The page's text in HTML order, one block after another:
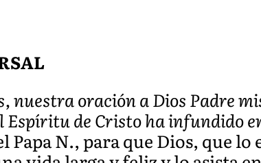
nuestra oración a Dios Padre
de Cristo ha infundido
Papa N., para que Dios, que